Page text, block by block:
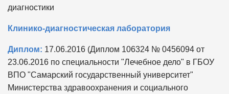
диагностики
Клинико-диагностическая лаборатория
Диплом: 17.06.2016 (Диплом 106324 № 0456094 от
23.06.2016 по специальности "Лечебное дело" в ГБОУ
ВПО "Самарский государственный университет"
Министерства здравоохранения и социального